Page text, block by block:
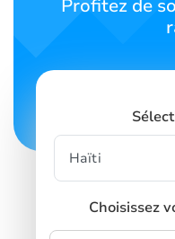
Profitez de
Choisissez